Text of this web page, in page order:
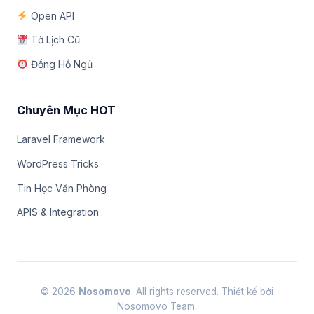
Open API
Tờ Lịch Cũ
Đồng Hồ Ngủ
Chuyên Mục HOT
Laravel Framework
WordPress Tricks
Tin Học Văn Phòng
APIS & Integration
© 2026 Nosomovo. All rights reserved. Thiết kế bởi
Nosomovo Team.